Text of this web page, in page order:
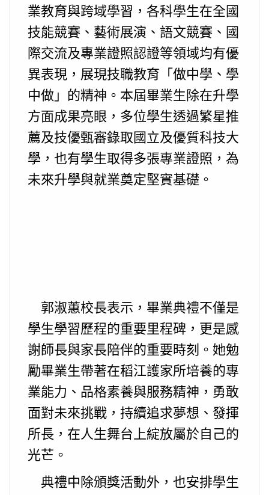
業教育與跨域學習，各科學生在全國
技能競賽、藝術展演、語文競賽、國
際交流及專業證照認證等領域均有優
異表現，展現技職教育「做中學、學
中做」的精神。本屆畢業生除在升學
方面成果亮眼，多位學生透過繁星推
薦及技優甄審錄取國立及優質科技大
學，也有學生取得多張專業證照，為
未來升學與就業奠定堅實基礎。
郭淑蕙校長表示，畢業典禮不僅是
學生學習歷程的重要里程碑，更是感
謝師長與家長陪伴的重要時刻。她勉
勵畢業生帶著在稻江護家所培養的專
業能力、品格素養與服務精神，勇敢
面對未來挑戰，持續追求夢想、發揮
所長，在人生舞台上綻放屬於自己的
光芒。
典禮中除頒獎活動外，也安排學生